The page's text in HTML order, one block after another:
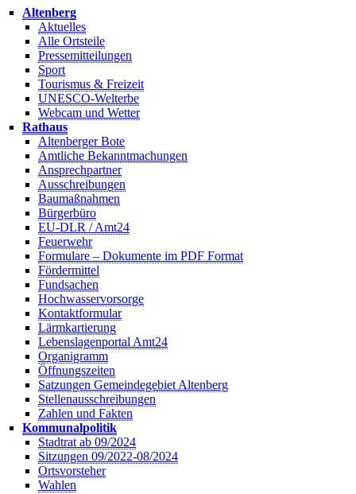
Altenberg
Aktuelles
Alle Ortsteile
Pressemitteilungen
Sport
Tourismus & Freizeit
UNESCO-Welterbe
Webcam und Wetter
Rathaus
Altenberger Bote
Amtliche Bekanntmachungen
Ansprechpartner
Ausschreibungen
Baumaßnahmen
Bürgerbüro
EU-DLR / Amt24
Feuerwehr
Formulare – Dokumente im PDF Format
Fördermittel
Fundsachen
Hochwasservorsorge
Kontaktformular
Lärmkartierung
Lebenslagenportal Amt24
Organigramm
Öffnungszeiten
Satzungen Gemeindegebiet Altenberg
Stellenausschreibungen
Zahlen und Fakten
Kommunalpolitik
Stadtrat ab 09/2024
Sitzungen 09/2022-08/2024
Ortsvorsteher
Wahlen